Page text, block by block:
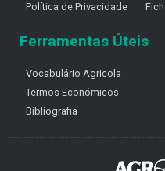
Política de Privacidade
Ferramentas Úteis
Vocabulário Agricola
Termos Económicos
Bibliografia